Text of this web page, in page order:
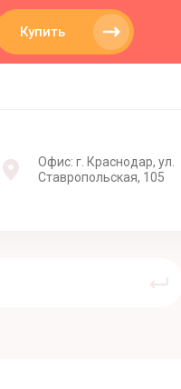
Купить
Офис: г. Краснодар, ул.
Ставропольская, 105